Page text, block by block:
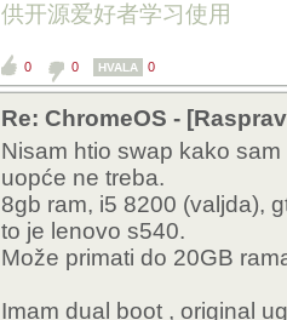
供开源爱好者学习使用
0 0 HVALA 0
Re: ChromeOS -
Nisam htio swap kako
uopće ne treba.
8gb ram, i5 8200 (valjda),
to je lenovo s540.
Može primati do 20GB
Imam dual boot , original